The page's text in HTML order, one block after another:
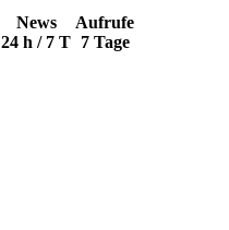
News
24 h / 7 T
Aufrufe
7 Tage